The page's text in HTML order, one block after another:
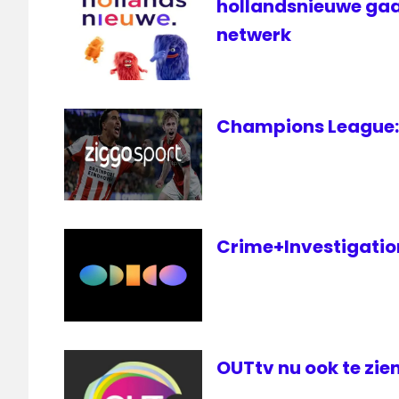
hollandsnieuwe
netwerk
Champions
OUTtv nu ook te